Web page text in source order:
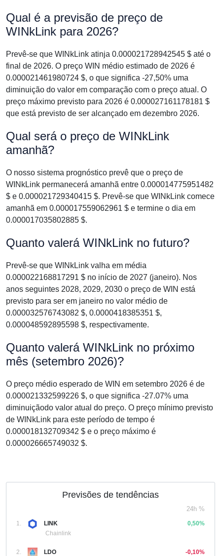
Qual é a previsão de preço de
WINkLink para 2026?
Prevê-se que WINkLink atinja 0.000021728942545 $ até o
final de 2026. O preço WIN médio estimado de 2026 é
0.000021461980724 $, o que significa -27,50% uma
diminuição do valor em comparação com o preço atual. O
preço máximo previsto para 2026 é 0.000027161178181 $
que está previsto de ser alcançado em dezembro 2026.
Qual será o preço de WINkLink
amanhã?
O nosso sistema prognóstico prevê que o preço de
WINkLink permanecerá amanhã entre 0.000014775951482
$ e 0.000021729340415 $. Prevê-se que WINkLink comece
amanhã em 0.000017559062961 $ e termine o dia em
0.000017035802885 $.
Quanto valerá WINkLink no futuro?
Prevê-se que WINkLink valha em média
0.000022168817291 $ no início de 2027 (janeiro). Nos
anos seguintes 2028, 2029, 2030 o preço de WIN está
previsto para ser em janeiro no valor médio de
0.000032576743082 $, 0.0000418385351 $,
0.000048592895598 $, respectivamente.
Quanto valerá WINkLink no próximo
mês (setembro 2026)?
O preço médio esperado de WIN em setembro 2026 é de
0.000021332599226 $, o que significa -27.07% uma
diminuiçãodo valor atual do preço. O preço mínimo previsto
de WINkLink para este período de tempo é
0.000018132709342 $ e o preço máximo é
0.000026665749032 $.
Previsões de tendências
24h %
1.
LINK
Chainlink
0,50%
2.
LDO
-0,10%